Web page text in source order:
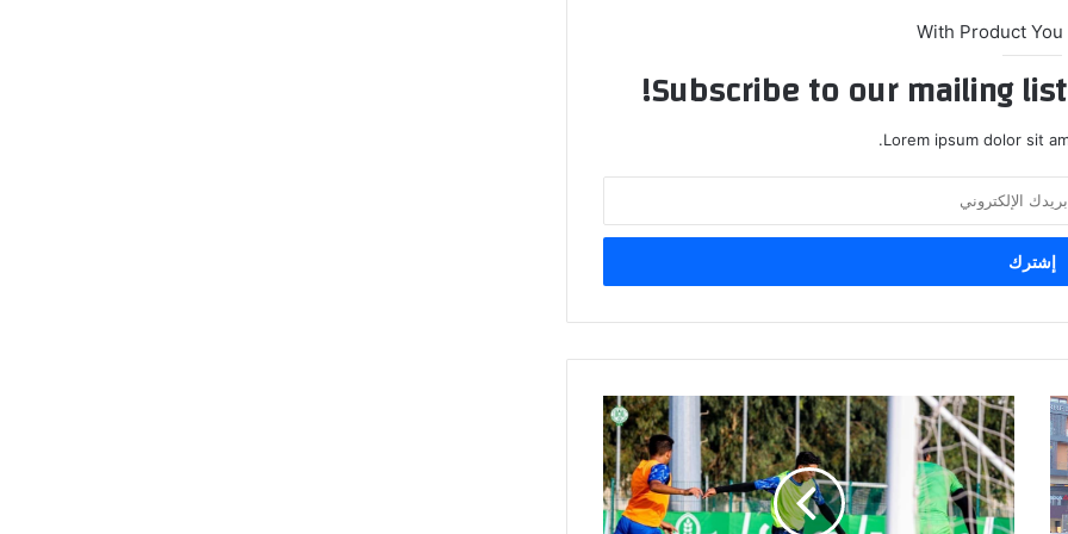
With Product You
Subscribe to our mailing
Lorem ipsum dolor sit
ا
ل
ر
ج
ا